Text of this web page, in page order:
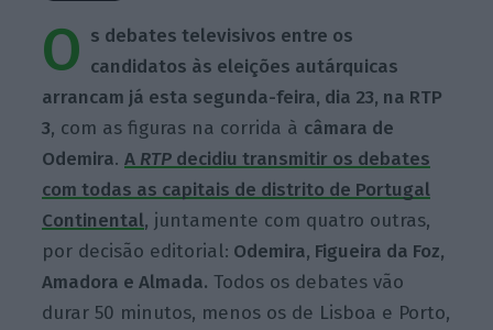
O s debates televisivos entre os
candidatos às eleições autárquicas
arrancam já esta segunda-feira, dia 23, na RTP
3, com as figuras na corrida à câmara de
Odemira.A RTP decidiu transmitir os debates
com todas as capitais de distrito de Portugal
Continental, juntamente com quatro outras,
por decisão editorial: Odemira, Figueira da Foz,
Amadora e Almada. Todos os debates vão
durar 50 minutos, menos os de Lisboa e Porto,